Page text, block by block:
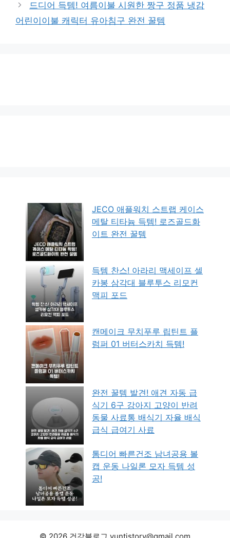
드디어 득템! 여름이불 시원한 짱구 정품 냉감
어린이이불 캐릭터 유아침구 완전 꿀템
JECO 애플워치 스트랩 케이스
메탈 티타늄 득템! 로즈골드화
이트 완전 꿀템
득템 찬스! 아라리 맥세이프 셀
카봉 삼각대 블루투스 리모컨
맥피 포드
캔메이크 무치푸루 립틴트 플
럼퍼 01 버터스카치 득템!
완전 꿀템 발견! 애견 자동 급
식기 6구 강아지 고양이 반려
동물 사료통 배식기 자율 배식
급식 급여기 사료
톰디어 빠른건조 남녀공용 볼
캡 운동 나일론 모자 득템 성
공!